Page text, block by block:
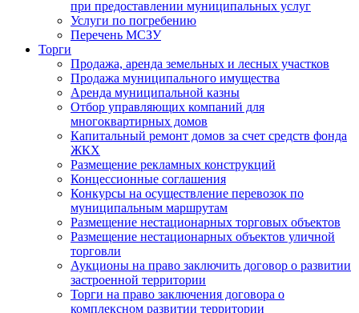
при предоставлении муниципальных услуг
Услуги по погребению
Перечень МСЗУ
Торги
Продажа, аренда земельных и лесных участков
Продажа муниципального имущества
Аренда муниципальной казны
Отбор управляющих компаний для
многоквартирных домов
Капитальный ремонт домов за счет средств фонда
ЖКХ
Размещение рекламных конструкций
Концессионные соглашения
Конкурсы на осуществление перевозок по
муниципальным маршрутам
Размещение нестационарных торговых объектов
Размещение нестационарных объектов уличной
торговли
Аукционы на право заключить договор о развитии
застроенной территории
Торги на право заключения договора о
комплексном развитии территории